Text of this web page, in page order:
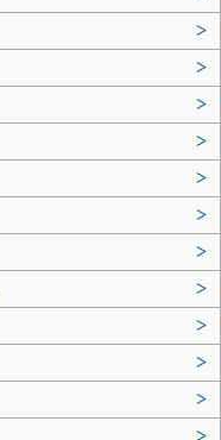
>
>
>
>
>
>
>
>
>
>
>
>